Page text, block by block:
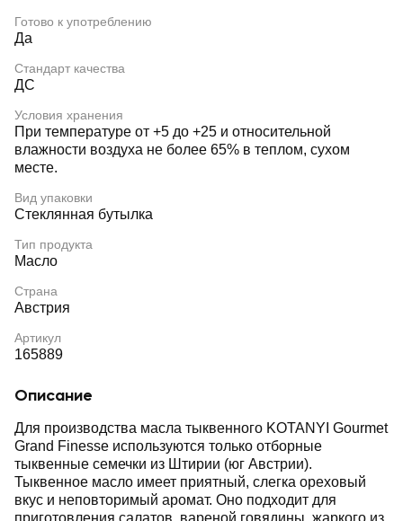
Готово к употреблению
Да
Стандарт качества
ДС
Условия хранения
При температуре от +5 до +25 и относительной
влажности воздуха не более 65% в теплом, сухом
месте.
Вид упаковки
Стеклянная бутылка
Тип продукта
Масло
Страна
Австрия
Артикул
165889
Описание
Для производства масла тыквенного KOTANYI Gourmet
Grand Finesse используются только отборные
тыквенные семечки из Штирии (юг Австрии).
Тыквенное масло имеет приятный, слегка ореховый
вкус и неповторимый аромат. Оно подходит для
приготовления салатов, вареной говядины, жаркого из